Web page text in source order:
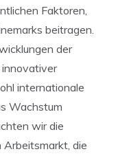
Faktoren,
beitragen.
der
innovativer
internationale
Wachstum
wir die
Arbeitsmarkt, die